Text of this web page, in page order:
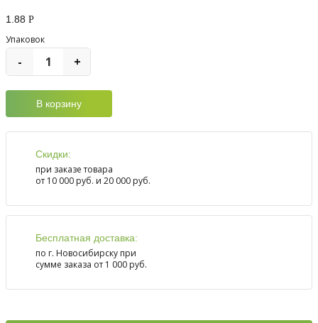
1.88 Р
Упаковок
- +
Скидки:
при заказе товара
от 10 000 руб. и 20 000 руб.
Бесплатная доставка:
по г. Новосибирску при
сумме заказа от 1 000 руб.